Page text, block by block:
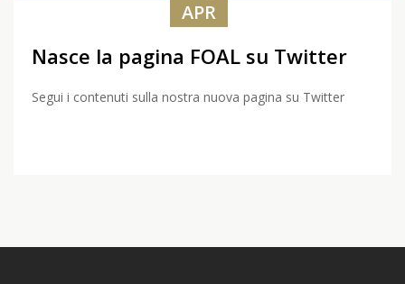
APR
Nasce la pagina FOAL su Twitter
Segui i contenuti sulla nostra nuova pagina su Twitter